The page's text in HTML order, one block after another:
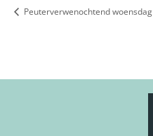
Peuterverwenochtend woensdag